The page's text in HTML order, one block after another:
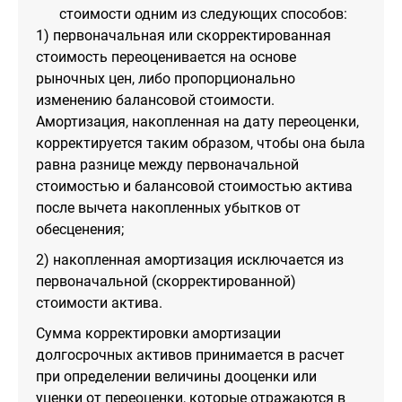
стоимости одним из следующих способов:
1) первоначальная или скорректированная
стоимость переоценивается на основе
рыночных цен, либо пропорционально
изменению балансовой стоимости.
Амортизация, накопленная на дату переоценки,
корректируется таким образом, чтобы она была
равна разнице между первоначальной
стоимостью и балансовой стоимостью актива
после вычета накопленных убытков от
обесценения;
2) накопленная амортизация исключается из
первоначальной (скорректированной)
стоимости актива.
Сумма корректировки амортизации
долгосрочных активов принимается в расчет
при определении величины дооценки или
уценки от переоценки, которые отражаются в